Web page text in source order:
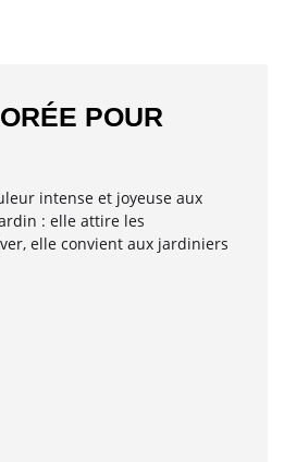
POUR
intense et joyeuse aux
: elle attire les
elle convient aux jardiniers